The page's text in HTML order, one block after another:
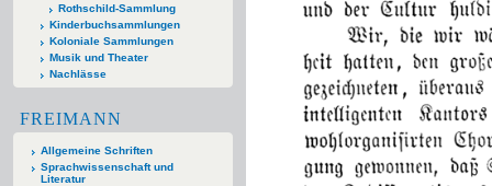
Rothschild-Sammlung
Kinderbuchsammlungen
Koloniale Sammlungen
Musik und Theater
Nachlässe
FREIMANN
Allgemeine Schriften
Sprachwissenschaft und
Literatur